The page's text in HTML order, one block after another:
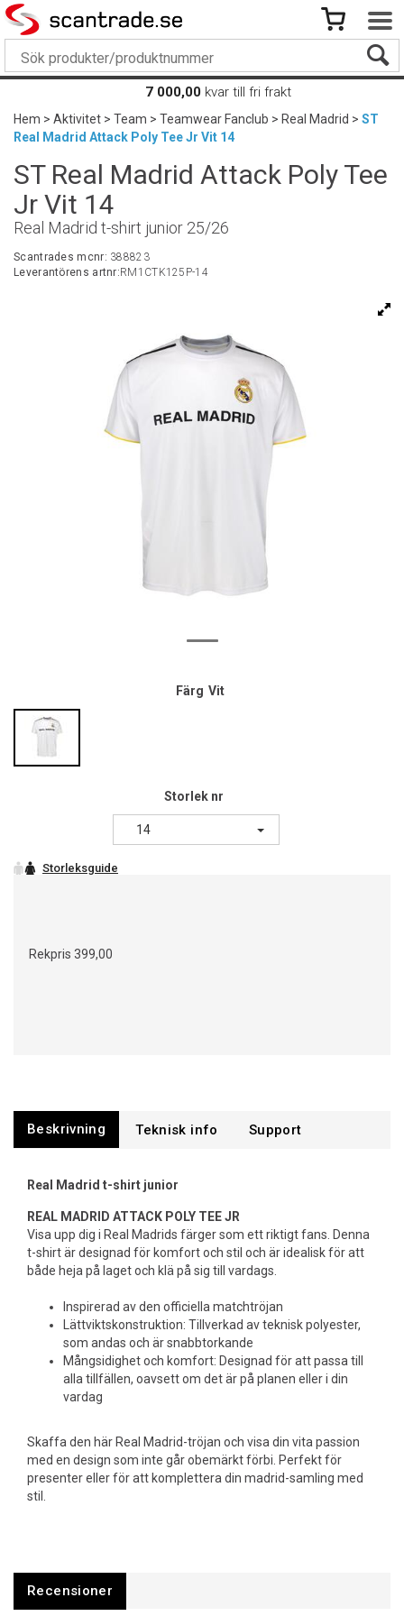
7 000,00 kvar till fri frakt
Hem>Aktivitet>Team>Teamwear Fanclub>Real Madrid>ST
Real Madrid Attack Poly Tee Jr Vit 14
ST Real Madrid Attack Poly Tee
Jr Vit 14
Real Madrid t-shirt junior 25/26
Scantrades mcnr: 388823
Leverantörens artnr:RM1CTK125P-14
Färg Vit
Storlek nr
14
Rekpris 399,00
Beskrivning Support
Real Madrid t-shirt junior
REAL MADRID ATTACK POLY TEE JR
Visa upp dig i Real Madrids färger som ett riktigt fans. Denna
t-shirt är designad för komfort och stil och är idealisk för att
både heja på laget och klä på sig till vardags.
Inspirerad av den officiella matchtröjan
Lättviktskonstruktion: Tillverkad av teknisk polyester,
som andas och är snabbtorkande
Mångsidighet och komfort: Designad för att passa till
alla tillfällen, oavsett om det är på planen eller i din
vardag
Skaffa den här Real Madrid-tröjan och visa din vita passion
med en design som inte går obemärkt förbi. Perfekt för
presenter eller för att komplettera din madrid-samling med
stil.
Recensioner